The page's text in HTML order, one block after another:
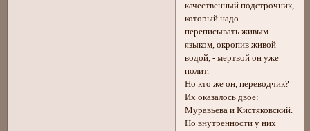
качественный подстрочник,
который надо
переписывать живым
языком, окропив живой
водой, - мертвой он уже
полит.
Но кто же он, переводчик?
Их оказалось двое:
Муравьева и Кистяковский.
Но внутренности у них